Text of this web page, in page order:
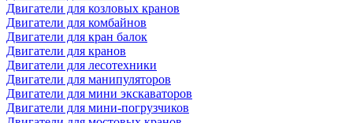
Двигатели для козловых кранов
Двигатели для комбайнов
Двигатели для кран балок
Двигатели для кранов
Двигатели для лесотехники
Двигатели для манипуляторов
Двигатели для мини экскаваторов
Двигатели для мини-погрузчиков